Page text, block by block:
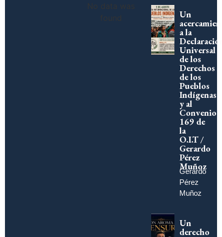
No data was
found
Un
a la
Universal
de los
Derechos
de los
Pueblos
Indígenas
y al
Convenio
169 de
la
O.I.T /
Gerardo
Pérez
Muñoz
Gerardo
Pérez
Muñoz
Un
derecho